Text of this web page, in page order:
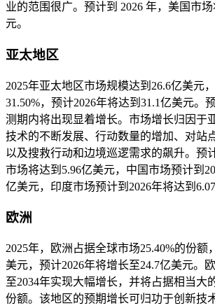
业的范围很广。预计到 2026 年，美国市
元。
亚太地区
2025年亚太地区市场规模达到26.6亿美元
31.50%，预计2026年将达到31.1亿美元。
测期内将出现显着增长。市场增长归因于
技术的不断发展、行动数量的增加、对站
以及搜救行动和边境巡逻需求的飙升。预
市场将达到5.96亿美元，中国市场预计到
亿美元，印度市场预计到2026年将达到6.07
欧洲
2025年，欧洲占据全球市场25.40%的份额
美元，预计2026年将增长至24.7亿美元。
至2034年实现大幅增长，并将占据相当大
份额。该地区的预期增长可归功于创新技